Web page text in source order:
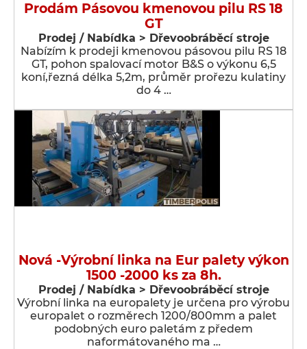
Prodám Pásovou kmenovou pilu RS 18
GT
Prodej / Nabídka > Dřevoobráběcí stroje
Nabízím k prodeji kmenovou pásovou pilu RS 18
GT, pohon spalovací motor B&S o výkonu 6,5
koní,řezná délka 5,2m, průměr prořezu kulatiny
do 4 …
Nová -Výrobní linka na Eur palety výkon
1500 -2000 ks za 8h.
Prodej / Nabídka > Dřevoobráběcí stroje
Výrobní linka na europalety je určena pro výrobu
europalet o rozměrech 1200/800mm a palet
podobných euro paletám z předem
naformátovaného ma …